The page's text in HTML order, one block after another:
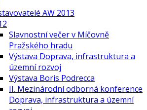
AW 2013
Slavnostní večer v Míčovně
Pražského hradu
Výstava Doprava, infrastruktura a
územní rozvoj
Výstava Boris Podrecca
II. Mezinárodní odborná konference
Doprava, infrastruktura a územní